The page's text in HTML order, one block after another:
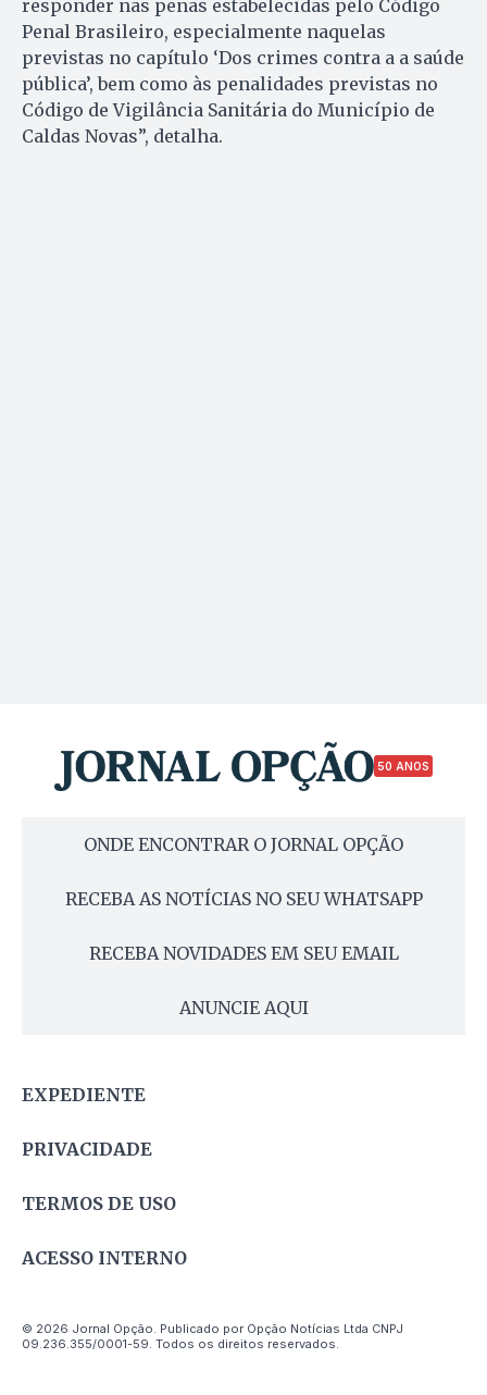
responder nas penas estabelecidas pelo Código
Penal Brasileiro, especialmente naquelas
previstas no capítulo ‘Dos crimes contra a a saúde
pública’, bem como às penalidades previstas no
Código de Vigilância Sanitária do Município de
Caldas Novas”, detalha.
50 ANOS
ONDE ENCONTRAR O JORNAL OPÇÃO
RECEBA AS NOTÍCIAS NO SEU WHATSAPP
RECEBA NOVIDADES EM SEU EMAIL
ANUNCIE AQUI
EXPEDIENTE
PRIVACIDADE
TERMOS DE USO
ACESSO INTERNO
© 2026 Jornal Opção. Publicado por Opção Notícias Ltda CNPJ
09.236.355/0001-59. Todos os direitos reservados.